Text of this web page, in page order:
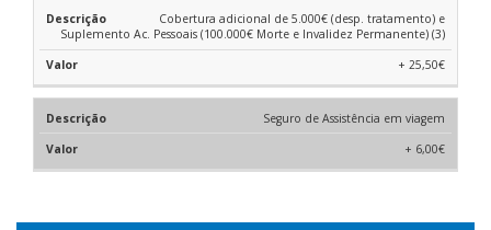
Cobertura adicional de 5.000€ (desp. tratamento) e
Suplemento Ac. Pessoais (100.000€ Morte e Invalidez Permanente) (3)
+ 25,50€
Seguro de Assistência em viagem
+ 6,00€